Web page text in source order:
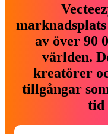
av över 90
världen.
kreatörer
tillgångar
tid